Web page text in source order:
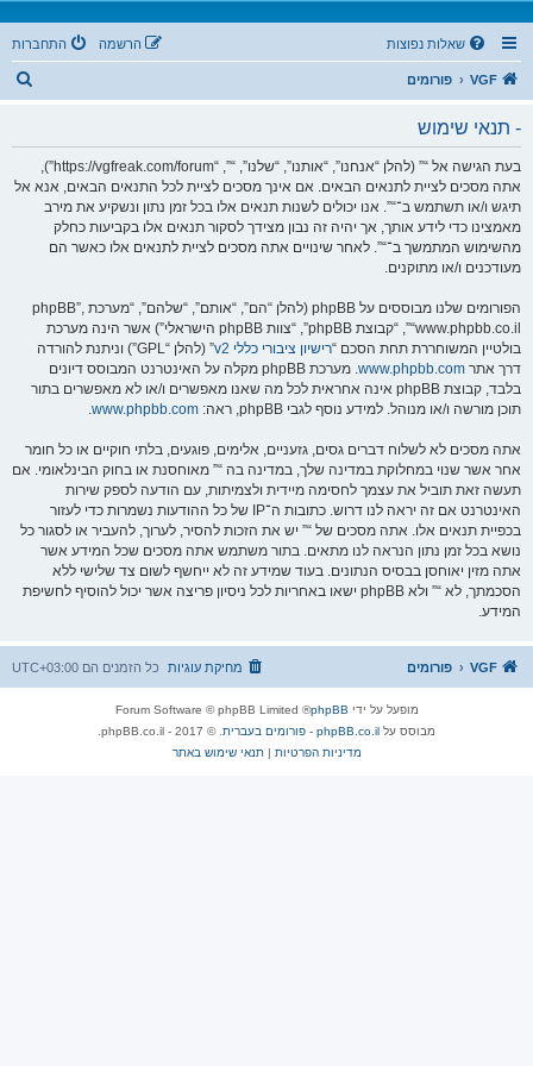
שאלות נפוצות התחברות הרשמה
VGF פורומים
- תנאי שימוש
בעת הגישה אל “” (להלן “אנחנו”, “אותנו”, “שלנו”, “”, “https://vgfreak.com/forum”),
אתה מסכים לציית לתנאים הבאים. אם אינך מסכים לציית לכל התנאים הבאים, אנא אל
תיגש ו/או תשתמש ב־“”. אנו יכולים לשנות תנאים אלו בכל זמן נתון ונשקיע את מירב
מאמצינו כדי לידע אותך, אך יהיה זה נבון מצידך לסקור תנאים אלו בקביעות כחלק
מהשימוש המתמשך ב־“”. לאחר שינויים אתה מסכים לציית לתנאים אלו כאשר הם
מעודכנים ו/או מתוקנים.
הפורומים שלנו מבוססים על phpBB (להלן “הם”, “אותם”, “שלהם”, “מערכת phpBB”,
“www.phpbb.co.il”, “קבוצת phpBB”, “צוות phpBB הישראלי”) אשר הינה מערכת
בולטיין המשוחררת תחת הסכם “רישיון ציבורי כללי v2
” (להלן “GPL”) וניתנת להורדה
דרך אתר www.phpbb.com
. מערכת phpBB מקלה על האינטרנט המבוסס דיונים
בלבד, קבוצת phpBB אינה אחראית לכל מה שאנו מאפשרים ו/או לא מאפשרים בתור
תוכן מורשה ו/או מנוהל. למידע נוסף לגבי phpBB, ראה:
www.phpbb.com
.
אתה מסכים לא לשלוח דברים גסים, גזעניים, אלימים, פוגעים, בלתי חוקיים או כל חומר
אחר אשר שנוי במחלוקת במדינה שלך, במדינה בה “” מאוחסנת או בחוק הבינלאומי. אם
תעשה זאת תוביל את עצמך לחסימה מיידית ולצמיתות, עם הודעה לספק שירות
האינטרנט אם זה יראה לנו דרוש. כתובות ה־IP של כל ההודעות נשמרות כדי לעזור
בכפיית תנאים אלו. אתה מסכים של “” יש את הזכות להסיר, לערוך, להעביר או לסגור כל
נושא בכל זמן נתון הנראה לנו מתאים. בתור משתמש אתה מסכים שכל המידע אשר
אתה מזין יאוחסן בבסיס הנתונים. בעוד שמידע זה לא ייחשף לשום צד שלישי ללא
הסכמתך, לא “” ולא phpBB ישאו באחריות לכל ניסיון פריצה אשר יכול להוסיף לחשיפת
המידע.
VGF פורומים כל הזמנים הם UTC+03:00 מחיקת עוגיות
מופעל על ידי phpBB
® Forum Software © phpBB Limited
מבוסס על phpBB.co.il - פורומים בעברית
. © 2017 - phpBB.co.il.
מדיניות הפרטיות |תנאי שימוש באתר